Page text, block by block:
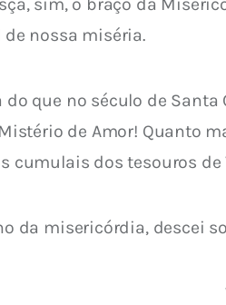
nossa miséria.
que no século de Santa
de Amor! Quanto
cumulais dos tesouros
da misericórdia, descei